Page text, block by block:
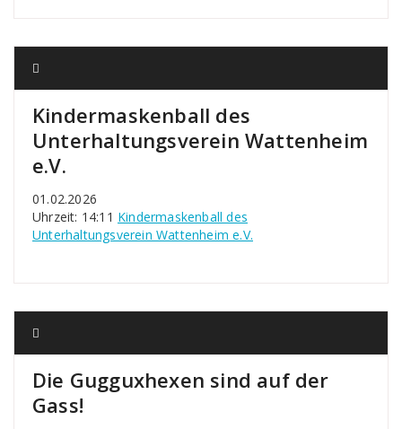
Kindermaskenball des
Unterhaltungsverein Wattenheim
e.V.
01.02.2026
Uhrzeit: 14:11 Kindermaskenball des
Unterhaltungsverein Wattenheim e.V.
Die Gugguxhexen sind auf der
Gass!